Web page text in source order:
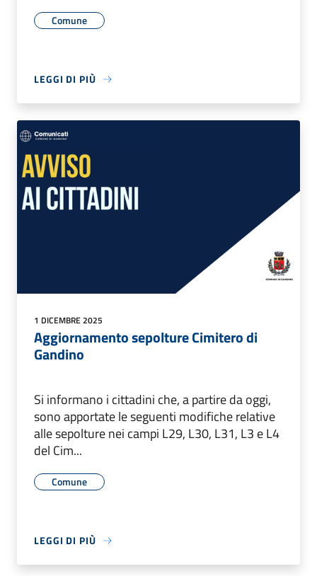
Comune
LEGGI DI PIÙ
1 DICEMBRE 2025
Aggiornamento sepolture Cimitero di
Gandino
Si informano i cittadini che, a partire da oggi,
sono apportate le seguenti modifiche relative
alle sepolture nei campi L29, L30, L31, L3 e L4
del Cim...
Comune
LEGGI DI PIÙ